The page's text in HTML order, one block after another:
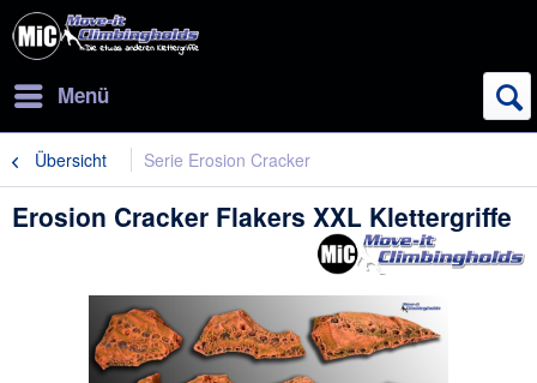
Menü
Übersicht Serie Erosion Cracker
Erosion Cracker Flakers XXL Klettergriffe